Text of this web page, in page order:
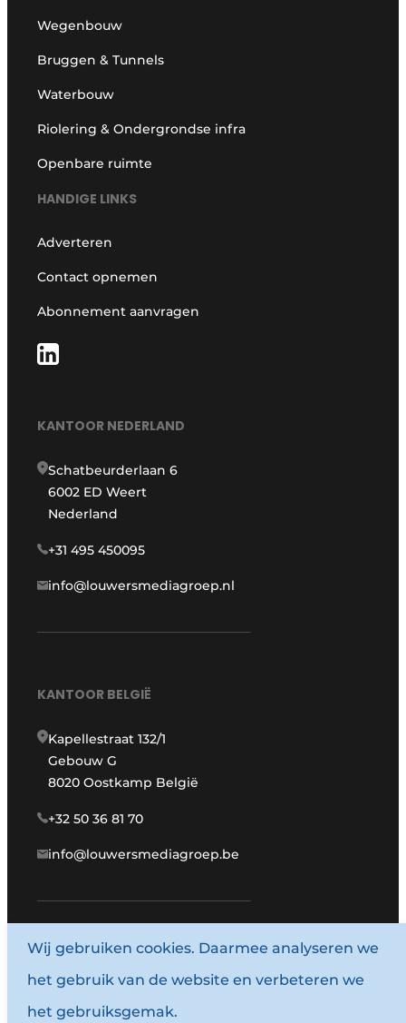
Wegenbouw
Bruggen & Tunnels
Waterbouw
Riolering & Ondergrondse infra
Openbare ruimte
HANDIGE LINKS
Adverteren
Contact opnemen
Abonnement aanvragen
KANTOOR NEDERLAND
Schatbeurderlaan 6
6002 ED Weert
Nederland
+31 495 450095
info@louwersmediagroep.nl
KANTOOR BELGIË
Kapellestraat 132/1
Gebouw G
8020 Oostkamp België
+32 50 36 81 70
info@louwersmediagroep.be
www.louwersmediagroep.com
© 1987 - 2026 Louwersmediagroep.
Algemene voorwaarden
Wij gebruiken cookies. Daarmee analyseren we
het gebruik van de website en verbeteren we
het gebruiksgemak.